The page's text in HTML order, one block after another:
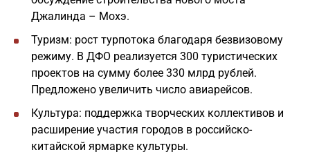
Джалинда – Мохэ.
Туризм: рост турпотока благодаря безвизовому
режиму. В ДФО реализуется 300 туристических
проектов на сумму более 330 млрд рублей.
Предложено увеличить число авиарейсов.
Культура: поддержка творческих коллективов и
расширение участия городов в российско-
китайской ярмарке культуры.